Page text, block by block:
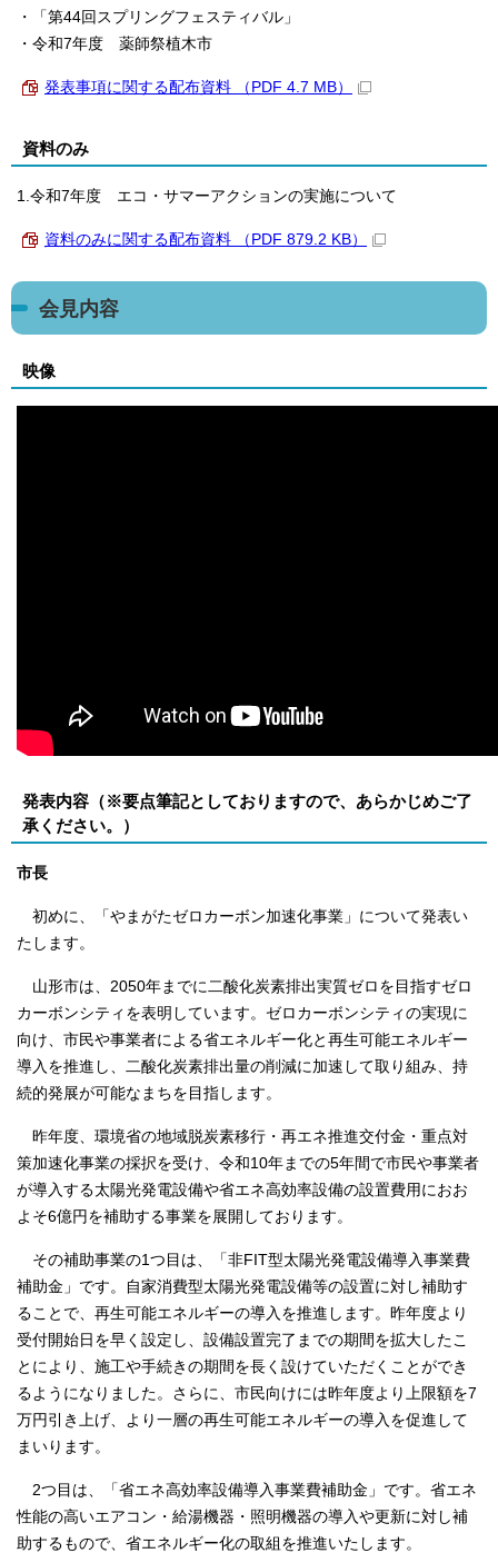
・「第44回スプリングフェスティバル」
・令和7年度 薬師祭植木市
発表事項に関する配布資料 （PDF 4.7 MB）
資料のみ
1.令和7年度 エコ・サマーアクションの実施について
資料のみに関する配布資料 （PDF 879.2 KB）
会見内容
映像
発表内容（※要点筆記としておりますので、あらかじめご了
承ください。）
市長
初めに、「やまがたゼロカーボン加速化事業」について発表い
たします。
山形市は、2050年までに二酸化炭素排出実質ゼロを目指すゼロ
カーボンシティを表明しています。ゼロカーボンシティの実現に
向け、市民や事業者による省エネルギー化と再生可能エネルギー
導入を推進し、二酸化炭素排出量の削減に加速して取り組み、持
続的発展が可能なまちを目指します。
昨年度、環境省の地域脱炭素移行・再エネ推進交付金・重点対
策加速化事業の採択を受け、令和10年までの5年間で市民や事業者
が導入する太陽光発電設備や省エネ高効率設備の設置費用におお
よそ6億円を補助する事業を展開しております。
その補助事業の1つ目は、「非FIT型太陽光発電設備導入事業費
補助金」です。自家消費型太陽光発電設備等の設置に対し補助す
ることで、再生可能エネルギーの導入を推進します。昨年度より
受付開始日を早く設定し、設備設置完了までの期間を拡大したこ
とにより、施工や手続きの期間を長く設けていただくことができ
るようになりました。さらに、市民向けには昨年度より上限額を7
万円引き上げ、より一層の再生可能エネルギーの導入を促進して
まいります。
2つ目は、「省エネ高効率設備導入事業費補助金」です。省エネ
性能の高いエアコン・給湯機器・照明機器の導入や更新に対し補
助するもので、省エネルギー化の取組を推進いたします。